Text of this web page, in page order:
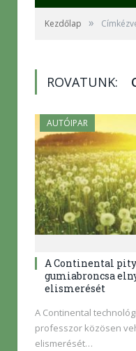
Kezdőlap »
ROVATUNK:
AUTÓIPAR
A Continental
gumiabroncsa
elismerését
A Continental
professzor közösen
elismerését…